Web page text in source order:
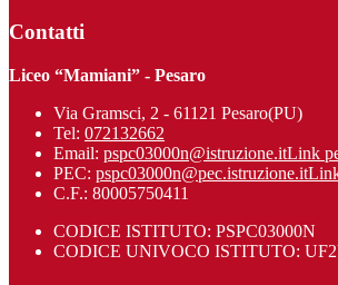
Contatti
Liceo “Mamiani” - Pesaro
Via Gramsci, 2 - 61121 Pesaro(PU)
Tel: 072132662
Email: pspc03000n@istruzione.itLink
PEC: pspc03000n@pec.istruzione.it
C.F.: 80005750411
CODICE ISTITUTO: PSPC03000N
CODICE UNIVOCO ISTITUTO: